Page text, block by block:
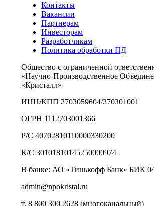
Контакты
Вакансии
Партнерам
Инвесторам
Разработчикам
Политика обработки ПД
Общество с ограниченной
«Научно-Производственное
«Кристалл»
ИНН/КПП 2703059604/270301001
ОГРН 1112703001366
Р/С 40702810110000330200
К/С 30101810145250000974
В банке: АО «Тинькофф Банк» БИК
admin@npokristal.ru
т. 8 800 300 2628 (многоканальный)